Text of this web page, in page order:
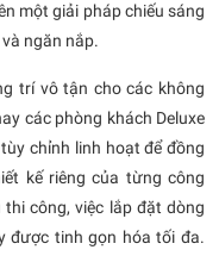
một giải pháp chiếu sáng
ngăn nắp.
trí vô tận cho các không
các phòng khách Deluxe
chỉnh linh hoạt để đồng
kế riêng của từng công
công, việc lắp đặt dòng
được tinh gọn hóa tối đa.